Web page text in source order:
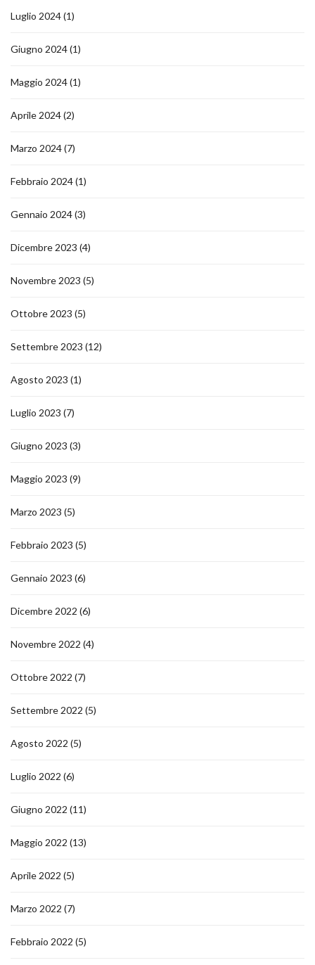
Luglio 2024(1)
Giugno 2024(1)
Maggio 2024(1)
Aprile 2024(2)
Marzo 2024(7)
Febbraio 2024(1)
Gennaio 2024(3)
Dicembre 2023 (4)
Novembre 2023 (5)
Ottobre 2023 (5)
Settembre 2023 (12)
Agosto 2023 (1)
Luglio 2023 (7)
Giugno 2023 (3)
Maggio 2023 (9)
Marzo 2023 (5)
Febbraio 2023 (5)
Gennaio 2023 (6)
Dicembre 2022 (6)
Novembre 2022 (4)
Ottobre 2022 (7)
Settembre 2022 (5)
Agosto 2022 (5)
Luglio 2022 (6)
Giugno 2022 (11)
Maggio 2022 (13)
Aprile 2022 (5)
Marzo 2022 (7)
Febbraio 2022 (5)